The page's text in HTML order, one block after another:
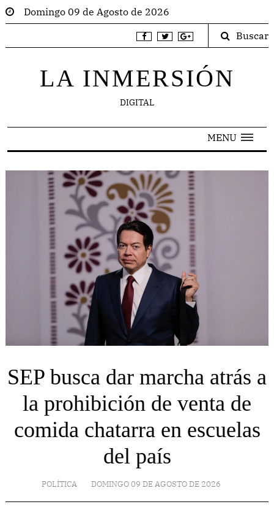
Domingo 09 de Agosto de 2026
Buscar
LA INMERSIÓN
DIGITAL
MENU
SEP busca dar marcha atrás a
la prohibición de venta de
comida chatarra en escuelas
del país
POLÍTICA DOMINGO 09 DE AGOSTO DE 2026